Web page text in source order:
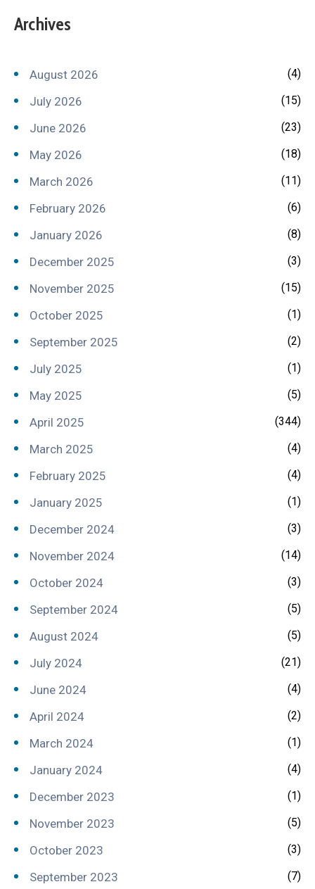
Archives
August 2026 (4)
July 2026 (15)
June 2026 (23)
May 2026 (18)
March 2026 (11)
February 2026 (6)
January 2026 (8)
December 2025 (3)
November 2025 (15)
October 2025 (1)
September 2025 (2)
July 2025 (1)
May 2025 (5)
April 2025 (344)
March 2025 (4)
February 2025 (4)
January 2025 (1)
December 2024 (3)
November 2024 (14)
October 2024 (3)
September 2024 (5)
August 2024 (5)
July 2024 (21)
June 2024 (4)
April 2024 (2)
March 2024 (1)
January 2024 (4)
December 2023 (1)
November 2023 (5)
October 2023 (3)
September 2023 (7)